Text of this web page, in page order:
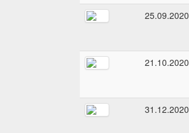
25.09.2020
21.10.2020
31.12.2020